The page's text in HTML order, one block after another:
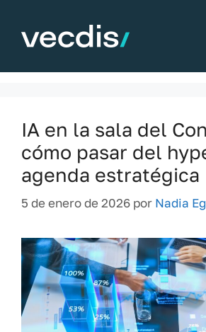
contenido
Tecnologías
IA en la sala del
cómo pasar del
agenda estratégica
5 de enero de 2026 por Nadia